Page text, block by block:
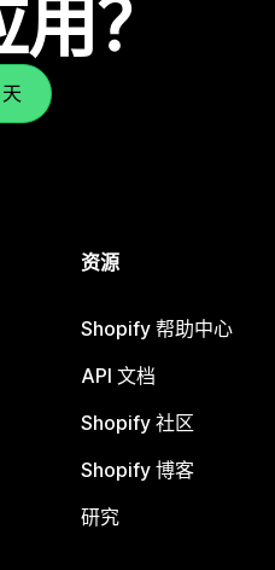
？
资源
Shopify 帮助中心
API 文档
Shopify 社区
Shopify 博客
研究